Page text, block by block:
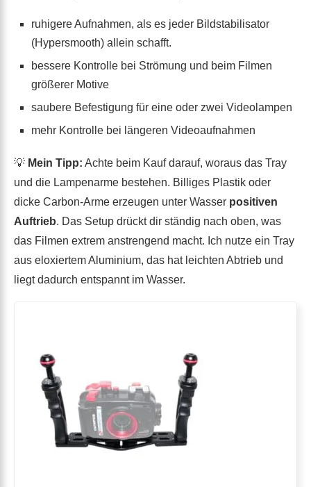
ruhigere Aufnahmen, als es jeder Bildstabilisator
(Hypersmooth) allein schafft.
bessere Kontrolle bei Strömung und beim Filmen
größerer Motive
saubere Befestigung für eine oder zwei Videolampen
mehr Kontrolle bei längeren Videoaufnahmen
💡 Mein Tipp: Achte beim Kauf darauf, woraus das Tray
und die Lampenarme bestehen. Billiges Plastik oder
dicke Carbon-Arme erzeugen unter Wasser positiven
Auftrieb. Das Setup drückt dir ständig nach oben, was
das Filmen extrem anstrengend macht. Ich nutze ein Tray
aus eloxiertem Aluminium, das hat leichten Abtrieb und
liegt dadurch entspannt im Wasser.